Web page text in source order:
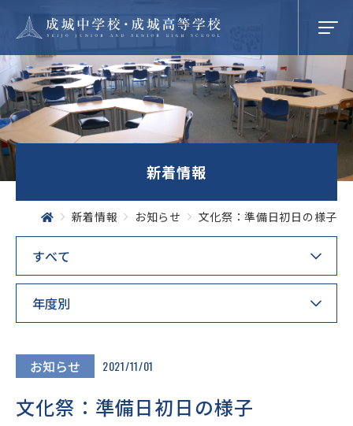
学校紹介
成城での学び
学校生活
SEIJO STORIES
進路・進学
入試情報
新着情報
新着情報 お知らせ 文化祭：準備日初日の様子
お知らせ 2021/11/01
文化祭：準備日初日の様子